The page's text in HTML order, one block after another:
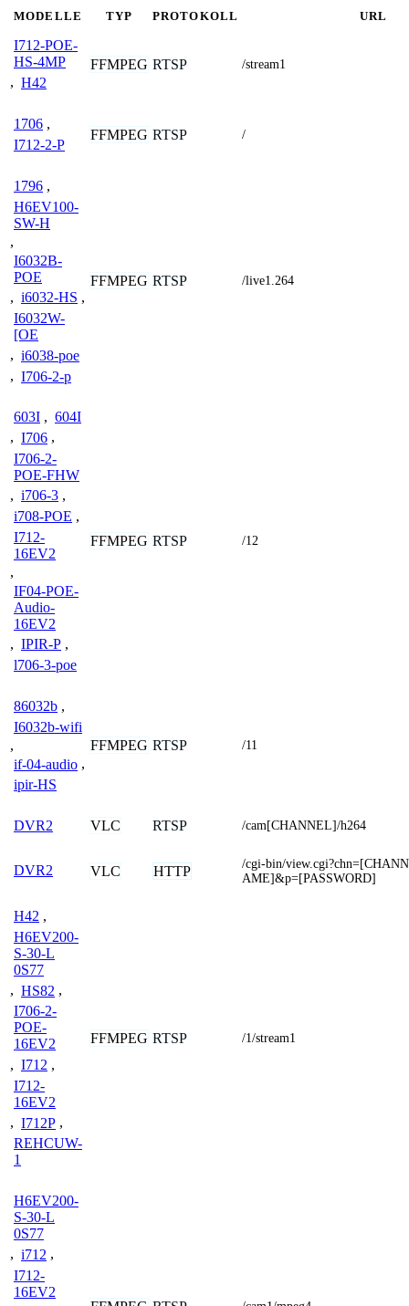
MODELLE TYP PROTOKOLL URL
I712-POE-
HS-4MP
, H42
FFMPEG RTSP /stream1
1706 ,
I712-2-P
FFMPEG RTSP /
1796 ,
H6EV100-
SW-H
,
I6032B-
POE
, i6032-HS ,
I6032W-
[OE
, i6038-poe
, I706-2-p
FFMPEG RTSP /live1.264
603I , 604I
, I706 ,
I706-2-
POE-FHW
, i706-3 ,
i708-POE ,
I712-
16EV2
,
IF04-POE-
Audio-
16EV2
, IPIR-P ,
l706-3-poe
FFMPEG RTSP /12
86032b ,
I6032b-wifi
,
if-04-audio ,
ipir-HS
FFMPEG RTSP /11
DVR2 VLC RTSP /cam[CHANNEL]/h264
DVR2 VLC HTTP
/cgi-bin/
AME]&p=[PASSWORD]
H42 ,
H6EV200-
S-30-L
0S77
, HS82 ,
I706-2-
POE-
16EV2
, I712 ,
I712-
16EV2
, I712P ,
REHCUW-
1
FFMPEG RTSP /1/stream1
H6EV200-
S-30-L
0S77
, i712 ,
I712-
16EV2